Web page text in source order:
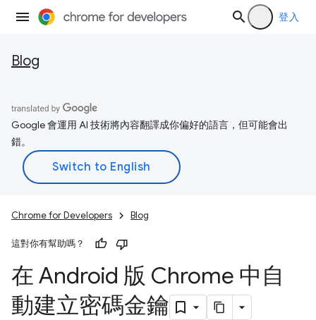
登入
Blog
Google 會運用 AI 技術將內容翻譯成你偏好的語言，但可能會出
錯。
Chrome for Developers Blog
這對你有幫助嗎？
在 Android 版 Chrome 中自
動建立密碼金鑰